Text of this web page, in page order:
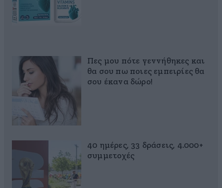
Πες μου πότε γεννήθηκες και
θα σου πω ποιες εμπειρίες θα
σου έκανα δώρο!
40 ημέρες, 33 δράσεις, 4.000+
συμμετοχές